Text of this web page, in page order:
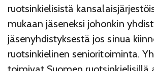
ruotsinkielisistä
mukaan jäseneksi johonkin
jäsenyhdistyksestä jos sinua
ruotsinkielinen senioritoiminta.